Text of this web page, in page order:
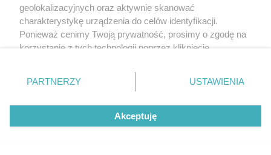
geolokalizacyjnych oraz aktywnie skanować
charakterystykę urządzenia do celów identyfikacji.
Ponieważ cenimy Twoją prywatność, prosimy o zgodę na
korzystanie z tych technologii poprzez kliknięcie
zmienić/wycofać klikając przycisk ustawień prywatności
znajdujący się w lewym dolnym rogu strony
rodzaje przetwarzania danych nie wymagają zgody
użytkownika, ale masz prawo sprzeciwić się takiemu
przetwarzaniu. Preferencje będą miały zastosowanie tylko
PARTNERZY USTAWIENIA
Akceptuję